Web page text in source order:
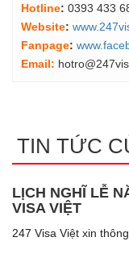
Hotline: 0393 433
Website:
Fanpage:
Email:
TIN TỨC
LỊCH NGHĨ LỄ
VISA VIỆT
247 Visa Việt xin